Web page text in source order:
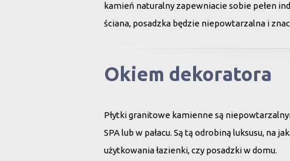
kamień naturalny zapewniacie sobie pełen
ściana, posadzka będzie niepowtarzalna i
Okiem dekoratora
Płytki granitowe kamienne są
SPA lub w pałacu. Są tą odrobiną luksusu,
użytkowania łazienki, czy posadzki w domu.